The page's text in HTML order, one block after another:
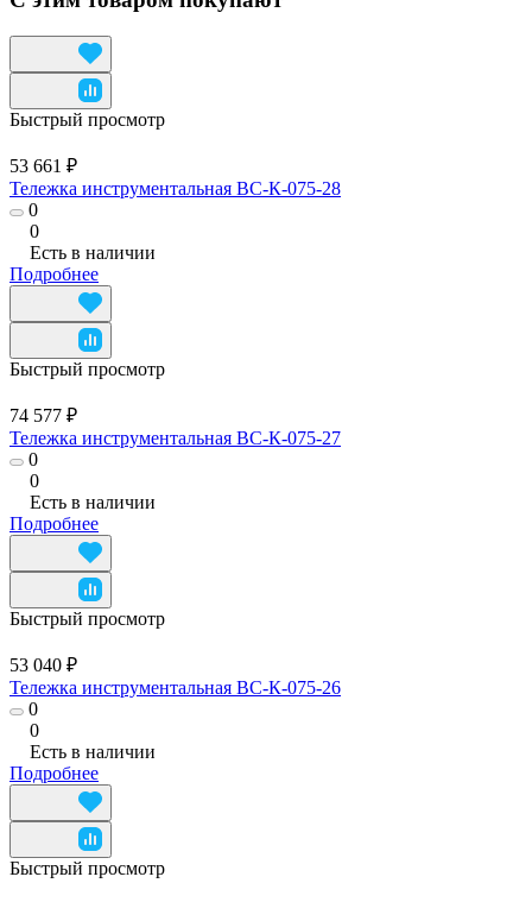
Быстрый просмотр
53 661 ₽
Тележка инструментальная ВС-К-075-28
0
0
Есть в наличии
Подробнее
Быстрый просмотр
74 577 ₽
Тележка инструментальная ВС-К-075-27
0
0
Есть в наличии
Подробнее
Быстрый просмотр
53 040 ₽
Тележка инструментальная ВС-К-075-26
0
0
Есть в наличии
Подробнее
Быстрый просмотр